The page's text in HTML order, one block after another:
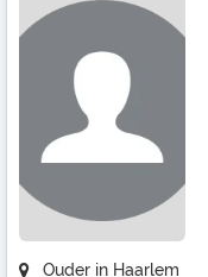
Ouder in Haarlem